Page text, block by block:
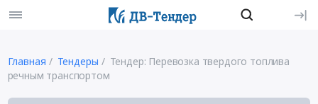
Главная Тендеры
Тендер: Перевозка твердого топлива
речным транспортом